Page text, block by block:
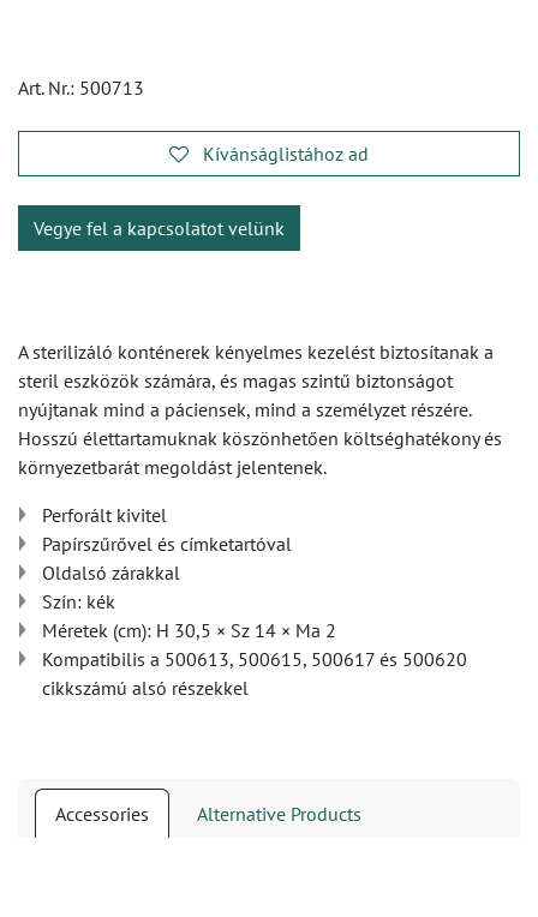
Art. Nr.: 500713
Kívánságlistához ad
Vegye fel a kapcsolatot velünk
A sterilizáló konténerek kényelmes kezelést biztosítanak a
steril eszközök számára, és magas szintű biztonságot
nyújtanak mind a páciensek, mind a személyzet részére.
Hosszú élettartamuknak köszönhetően költséghatékony és
környezetbarát megoldást jelentenek.
Perforált kivitel
Papírszűrővel és címketartóval
Oldalsó zárakkal
Szín: kék
Méretek (cm): H 30,5 × Sz 14 × Ma 2
Kompatibilis a 500613, 500615, 500617 és 500620
cikkszámú alsó részekkel
Accessories Alternative Products